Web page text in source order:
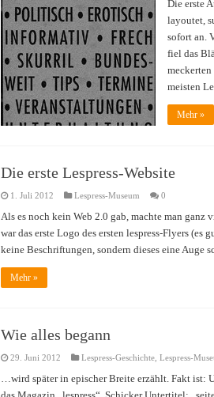
Die erste
layoutet,
sofort an.
fiel das
meisten
Mehr »
Die erste Lespress-Website
1. Juli 2012 Lespress-Museum 0
Als es noch kein Web 2.0 gab, machte man ganz
war das erste Logo des ersten lespress-Flyers (es
keine Beschriftungen, sondern dieses eine Auge
Mehr »
Wie alles begann
29. Juni 2012 Lespress-Geschichte, Lespress-
…wird später in epischer Breite erzählt. Fakt ist: